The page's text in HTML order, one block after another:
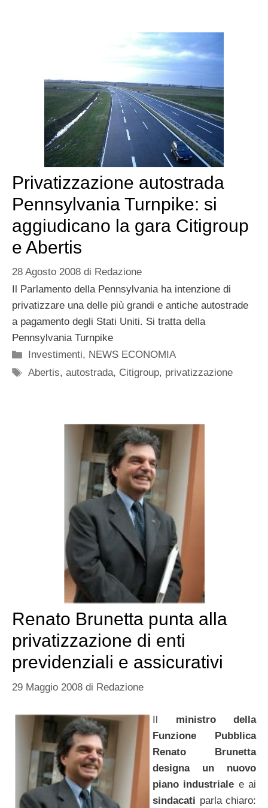
Privatizzazione autostrada
Pennsylvania Turnpike: si
aggiudicano la gara Citigroup
e Abertis
28 Agosto 2008 di Redazione
Il Parlamento della Pennsylvania ha intenzione di
privatizzare una delle più grandi e antiche autostrade
a pagamento degli Stati Uniti. Si tratta della
Pennsylvania Turnpike
Categorie
Investimenti, NEWS ECONOMIA
Tag
Abertis,autostrada, Citigroup, privatizzazione
Renato Brunetta punta alla
privatizzazione di enti
previdenziali e assicurativi
29 Maggio 2008 di Redazione
ministro della
Funzione Pubblica
Renato Brunetta
designa un nuovo
piano industriale e ai
sindacati parla chiaro: